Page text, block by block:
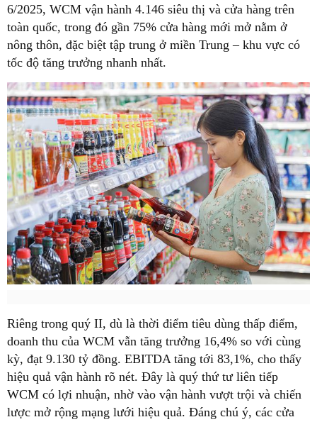
6/2025, WCM vận hành 4.146 siêu thị và cửa hàng trên
toàn quốc, trong đó gần 75% cửa hàng mới mở nằm ở
nông thôn, đặc biệt tập trung ở miền Trung – khu vực có
tốc độ tăng trưởng nhanh nhất.
Riêng trong quý II, dù là thời điểm tiêu dùng thấp điểm,
doanh thu của WCM vẫn tăng trưởng 16,4% so với cùng
kỳ, đạt 9.130 tỷ đồng. EBITDA tăng tới 83,1%, cho thấy
hiệu quả vận hành rõ nét. Đây là quý thứ tư liên tiếp
WCM có lợi nhuận, nhờ vào vận hành vượt trội và chiến
lược mở rộng mạng lưới hiệu quả. Đáng chú ý, các cửa